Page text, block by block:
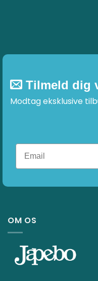
Tilmeld dig
Modtag eksklusive
OM OS